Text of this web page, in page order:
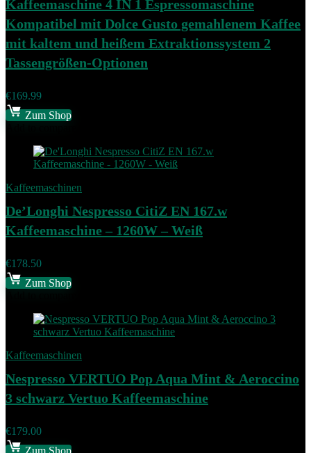
Kaffeemaschine 4 IN 1 Espressomaschine
Kompatibel mit Dolce Gusto gemahlenem Kaffee
mit kaltem und heißem Extraktionssystem 2
Tassengrößen-Optionen
€169.99
Zum Shop
Kaffeemaschinen
De’Longhi Nespresso CitiZ EN 167.w
Kaffeemaschine – 1260W – Weiß
€178.50
Zum Shop
Kaffeemaschinen
Nespresso VERTUO Pop Aqua Mint & Aeroccino
3 schwarz Vertuo Kaffeemaschine
€179.00
Zum Shop